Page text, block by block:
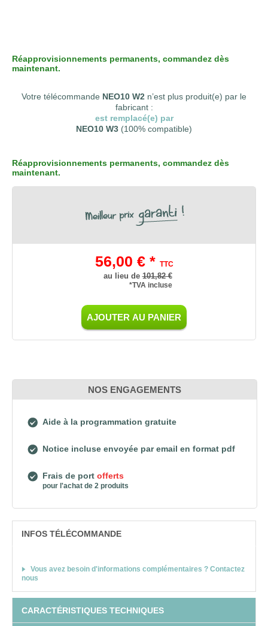
Réapprovisionnements permanents, commandez dès
maintenant.
Votre télécommande NEO10 W2 n’est plus produit(e) par le
fabricant :
est remplacé(e) par
NEO10 W3 (100% compatible)
Réapprovisionnements permanents, commandez dès
maintenant.
56,00 € * TTC
au lieu de101,82 €
*TVA incluse
AJOUTER AU PANIER
NOS ENGAGEMENTS
Aide à la programmation gratuite
Notice incluse envoyée par email en format pdf
Frais de port offerts
pour l'achat de 2 produits
INFOS TÉLÉCOMMANDE
Vous avez besoin d'informations complémentaires ? Contactez
nous
CARACTÉRISTIQUES TECHNIQUES